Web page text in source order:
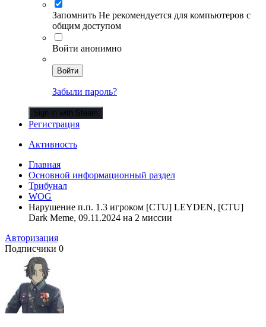
Запомнить Не рекомендуется для компьютеров с
общим доступом
Войти анонимно
Войти
Забыли пароль?
Sign in with Steam
Регистрация
Активность
Главная
Основной информационный раздел
Трибунал
WOG
Нарушение п.п. 1.3 игроком [CTU] LEYDEN, [CTU]
Dark Meme, 09.11.2024 на 2 миссии
Авторизация
Подписчики 0